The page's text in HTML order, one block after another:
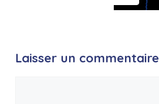
Laisser un commentaire